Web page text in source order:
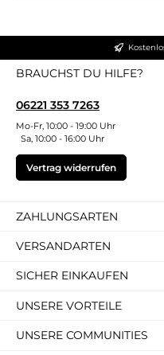
BRAUCHST DU HILFE?
06221 353 7263
Mo-Fr, 10:00 - 19:00 Uhr
Sa, 10:00 - 16:00 Uhr
Vertrag widerrufen
ZAHLUNGSARTEN
VERSANDARTEN
SICHER EINKAUFEN
UNSERE VORTEILE
UNSERE COMMUNITIES